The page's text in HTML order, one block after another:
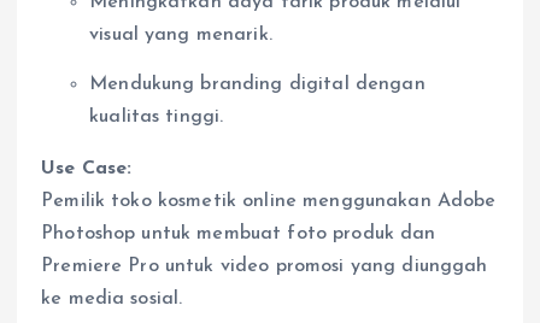
visual yang menarik.
Mendukung branding digital dengan
kualitas tinggi.
Use Case:
Pemilik toko kosmetik online menggunakan Adobe
Photoshop untuk membuat foto produk dan
Premiere Pro untuk video promosi yang diunggah
ke media sosial.